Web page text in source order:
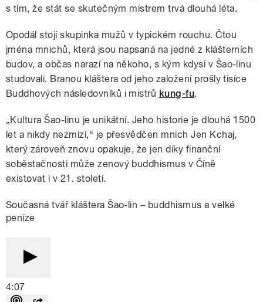
s tím, že stát se skutečným mistrem trvá dlouhá léta.
Opodál stojí skupinka mužů v typickém rouchu. Čtou
jména mnichů, která jsou napsaná na jedné z klášterních
budov, a občas narazí na někoho, s kým kdysi v Šao-linu
studovali. Branou kláštera od jeho založení prošly tisíce
Buddhových následovníků i mistrů kung-fu.
„Kultura Šao-linu je unikátní. Jeho historie je dlouhá 1500
let a nikdy nezmizí,“ je přesvědčen mnich Jen Kchaj,
který zároveň znovu opakuje, že jen díky finanční
soběstačnosti může zenový buddhismus v Číně
existovat i v 21. století.
Současná tvář kláštera Šao-lin – buddhismus a velké
peníze
4:07